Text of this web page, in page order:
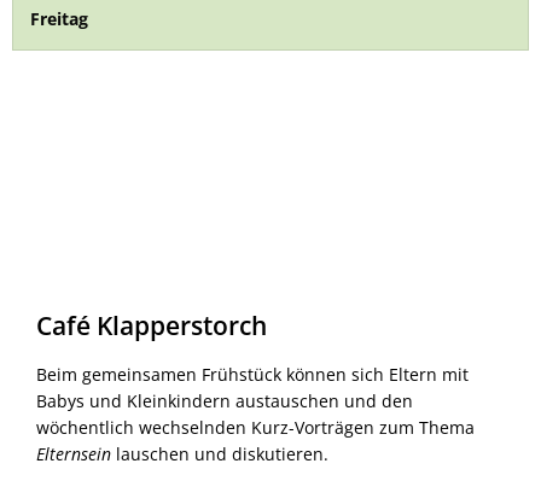
Freitag
Café Klapperstorch
Beim gemeinsamen Frühstück können sich Eltern mit
Babys und Kleinkindern austauschen und den
wöchentlich wechselnden Kurz-Vorträgen zum Thema
Elternsein lauschen und diskutieren.